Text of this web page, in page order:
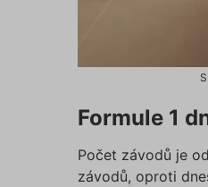
Formule 1
Počet závodů je
závodů, oproti